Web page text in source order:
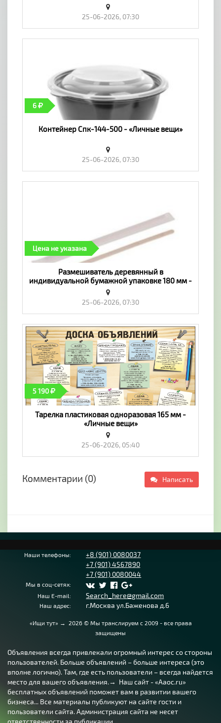
25-06-2026, 07:30
6
Контейнер Спк-144-500 - «Личные вещи»
25-06-2026, 07:30
Цена не указана
Размешиватель деревянный в
индивидуальной бумажной упаковке 180 мм -
«Личные вещи»
25-06-2026, 07:30
5 190
Тарелка пластиковая одноразовая 165 мм -
«Личные вещи»
25-06-2026, 05:40
Комментарии (0) Написать
Наши телефоны:
+8 (901) 0080037
+7 (901) 4567890
+7 (901) 0080044
Мы в соц-сетях:
Наш E-mail:
Search_here@gmail.com
Наш адрес: г.Москва ул.Баженова д.6
«Ищи тут» → 2026© Мы транслируем с 2009 - все права
защищены
Объявления всегда привлекали огромный интерес со стороны
пользователей. Больше объявлений – больше интереса (это
вполне логично). Там, где есть пользователи – всегда найдется
место для вашего объявления.→ Наш сайт - «Aaoc.ru»
бесплатных объявлений поможет вам в развитии вашего
бизнеса... Все материалы публикуют на сайте гости и
пользователи сайта. Администрация сайта не несет
ответственности за публикации.